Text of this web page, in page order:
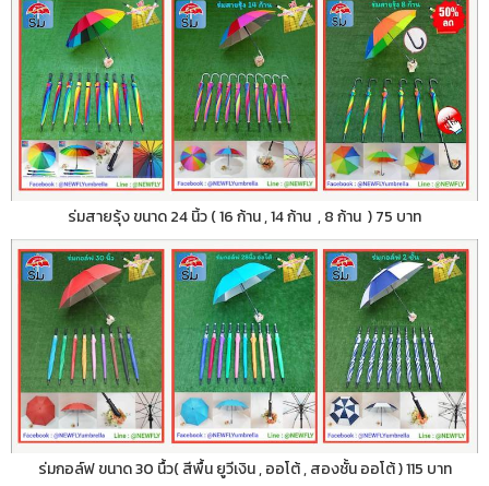
ร่มสายรุ้ง ขนาด 24 นิ้ว ( 16 ก้าน , 14 ก้าน , 8 ก้าน ) 75 บาท
ร่มกอล์ฟ ขนาด 30 นื้ว( สีพื้น ยูวีเงิน , ออโต้ , สองชั้น ออโต้ ) 115 บาท